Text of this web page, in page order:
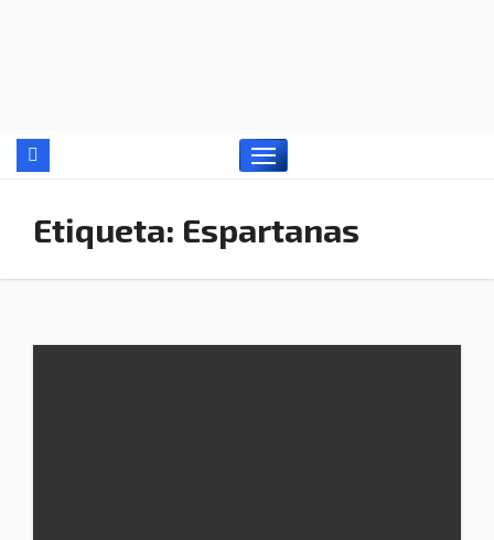
Etiqueta: Espartanas